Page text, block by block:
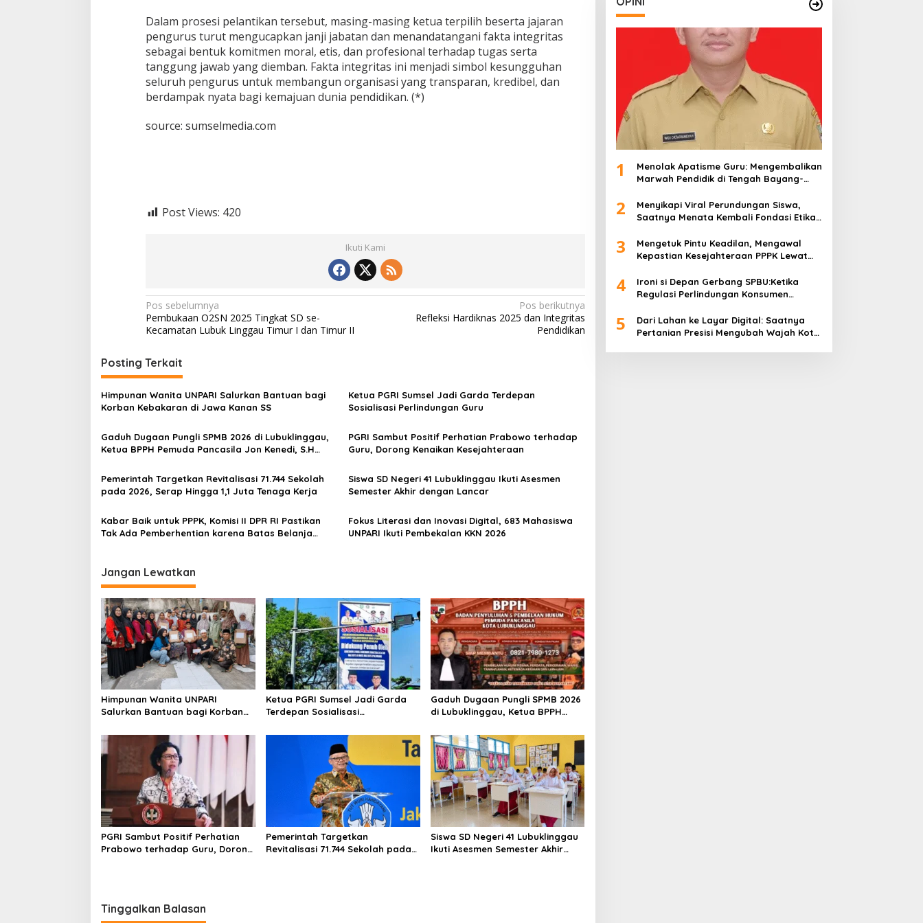
Dalam prosesi pelantikan tersebut, masing-masing ketua terpilih beserta jajaran
pengurus turut mengucapkan janji jabatan dan menandatangani fakta integritas
sebagai bentuk komitmen moral, etis, dan profesional terhadap tugas serta
tanggung jawab yang diemban. Fakta integritas ini menjadi simbol kesungguhan
seluruh pengurus untuk membangun organisasi yang transparan, kredibel, dan
berdampak nyata bagi kemajuan dunia pendidikan. (*)
source: sumselmedia.com
Post Views: 420
Ikuti Kami
N
a
i
g
a
i
o
s
Pos sebelumnya
Pembukaan O2SN 2025 Tingkat SD se-
Kecamatan Lubuk Linggau Timur I dan Timur II
Pos berikutnya
Refleksi Hardiknas 2025 dan Integritas
Pendidikan
Posting Terkait
Himpunan Wanita UNPARI Salurkan Bantuan bagi
Korban Kebakaran di Jawa Kanan SS
Ketua PGRI Sumsel Jadi Garda Terdepan
Sosialisasi Perlindungan Guru
Gaduh Dugaan Pungli SPMB 2026 di Lubuklinggau,
Ketua BPPH Pemuda Pancasila Jon Kenedi, S.H
Menghakimi”
PGRI Sambut Positif Perhatian Prabowo terhadap
Guru, Dorong Kenaikan Kesejahteraan
Pemerintah Targetkan Revitalisasi 71.744 Sekolah
pada 2026, Serap Hingga 1,1 Juta Tenaga Kerja
Siswa SD Negeri 41 Lubuklinggau Ikuti Asesmen
Semester Akhir dengan Lancar
Kabar Baik untuk PPPK, Komisi II DPR RI Pastikan
Tak Ada Pemberhentian karena Batas Belanja
Fokus Literasi dan Inovasi Digital, 683 Mahasiswa
UNPARI Ikuti Pembekalan KKN 2026
Jangan Lewatkan
Himpunan Wanita UNPARI
Salurkan Bantuan bagi Korban
Ketua PGRI Sumsel Jadi Garda
Terdepan Sosialisasi
Gaduh Dugaan Pungli SPMB 2026
di Lubuklinggau, Ketua BPPH
S.H Angkat Bicara: “Hukum Harus
Objektif, Jangan Menghakimi”
PGRI Sambut Positif Perhatian
Prabowo terhadap Guru, Dorong
Pemerintah Targetkan
Revitalisasi 71.744 Sekolah pada
Siswa SD Negeri 41 Lubuklinggau
Ikuti Asesmen Semester Akhir
Tinggalkan Balasan
1
Menolak Apatisme Guru: Mengembalikan
Marwah Pendidik di Tengah Bayang-
2
Menyikapi Viral Perundungan Siswa,
Saatnya Menata Kembali Fondasi Etika
3
Mengetuk Pintu Keadilan, Mengawal
Kepastian Kesejahteraan PPPK Lewat
4
Ironi si Depan Gerbang SPBU:Ketika
Regulasi Perlindungan Konsumen
5
Dari Lahan ke Layar Digital: Saatnya
Pertanian Presisi Mengubah Wajah Kota